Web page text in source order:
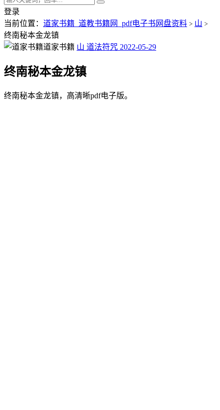
登录
当前位置： 道家书籍_道教书籍网_pdf电子书网盘资料 > 山 >
终南秘本金龙镇
道家书籍 山 道法符咒 2022-05-29
终南秘本金龙镇
终南秘本金龙镇，高清晰pdf电子版。